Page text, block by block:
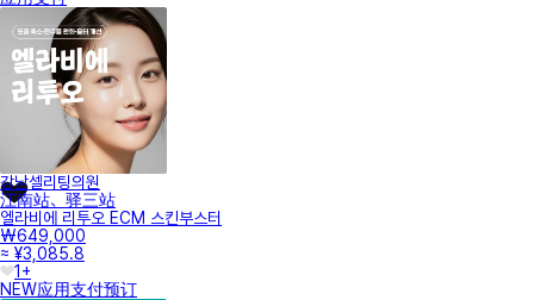
강남셀리팅의원
江南站、驿三站
엘라비에 리투오 ECM 스킨부스터
₩649,000
≈ ¥3,085.8
1+
NEW应用支付预订